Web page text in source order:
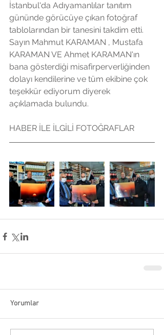
İstanbul'da Adıyamanlılar tanıtım
gününde görücüye çıkan fotoğraf
tablolarından bir tanesini takdim etti.
Sayın Mahmut KARAMAN , Mustafa
KARAMAN VE Ahmet KARAMAN'ın
bana gösterdiği misafirperverliğinden
dolayı kendilerine ve tüm ekibine çok
teşekkür ediyorum diyerek
açıklamada bulundu.
HABER İLE İLGİLİ FOTOĞRAFLAR
Yorumlar